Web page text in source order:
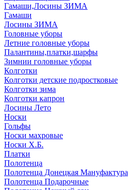
Гамаши,Лосины ЗИМА
Гамаши
Лосины ЗИМА
Головные уборы
Летние головные уборы
Палантины,платки,шарфы
Зимнии головные уборы
Колготки
Колготки детские подростковые
Колготки зима
Колготки капрон
Лосины Лето
Носки
Гольфы
Носки махровые
Носки Х.Б.
Платки
Полотенца
Полотенца Донецкая Мануфактура
Полотенца Подарочные